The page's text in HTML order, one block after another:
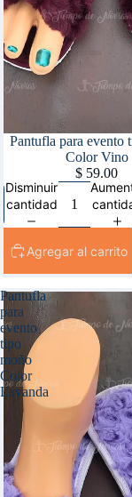
Pantufla para evento
Color Vino
$ 59.00
Disminuir
cantidad
Agregar al carrito
Pantufla
para
evento
tipo
moño
Color
Lavanda